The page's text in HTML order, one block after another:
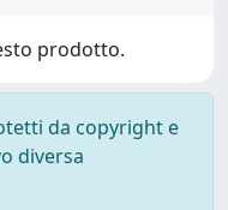
prodotto.
da copyright e
diversa